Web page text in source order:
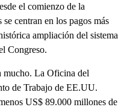
el comienzo de la
centran en los pagos más
ampliación del sistema
Congreso.
mucho. La Oficina del
de Trabajo de EE.UU.
US$ 89.000 millones de